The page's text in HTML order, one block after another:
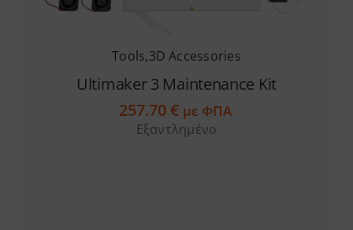
Tools,3D Accessories
Ultimaker 3 Maintenance Kit
257.70€ με ΦΠΑ
Εξαντλημένο